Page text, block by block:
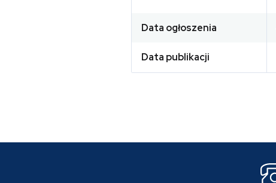
Data ogłoszenia
Data publikacji